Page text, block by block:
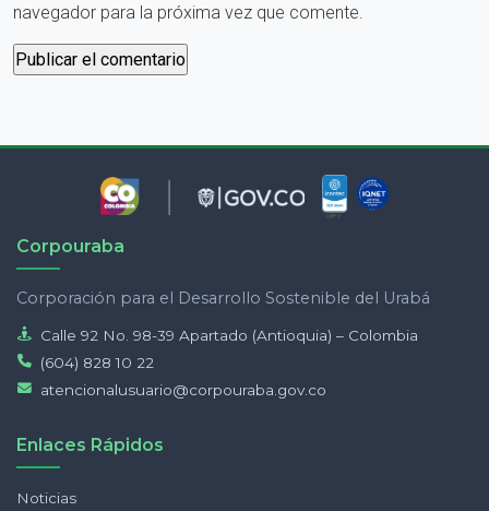
navegador para la próxima vez que comente.
Corpouraba
Corporación para el Desarrollo Sostenible del Urabá
Calle 92 No. 98-39 Apartado (Antioquia) – Colombia
(604) 828 10 22
atencionalusuario@corpouraba.gov.co
Enlaces Rápidos
Noticias